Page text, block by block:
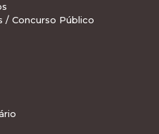
/ Concurso Público